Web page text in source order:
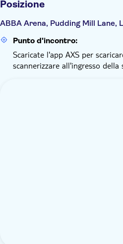
Bambini sotto i 3 anni
Posizione
ABBA Arena, Pudding Mill Lane,
Punto d'incontro:
Scaricate l'app AXS per
scannerizzare all'ingresso della